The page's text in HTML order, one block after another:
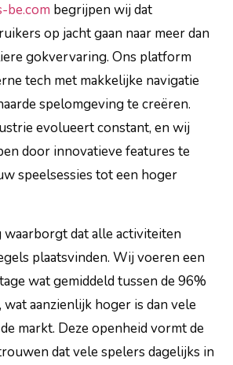
be.com begrijpen wij dat
op jacht gaan naar meer dan
gokvervaring. Ons platform
tech met makkelijke navigatie
spelomgeving te creëren.
evolueert constant, en wij
door innovatieve features te
speelsessies tot een hoger
dat alle activiteiten
plaatsvinden. Wij voeren een
wat gemiddeld tussen de 96%
aanzienlijk hoger is dan vele
markt. Deze openheid vormt de
dat vele spelers dagelijks in